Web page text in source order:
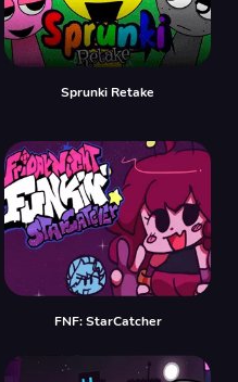
Sprunki Retake
FNF: StarCatcher